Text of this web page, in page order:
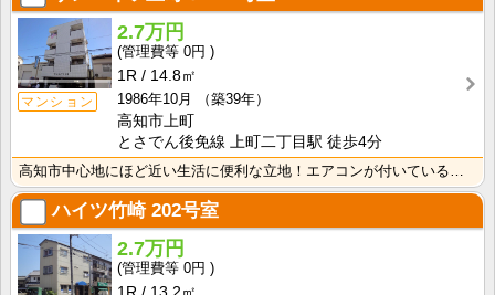
マンション
2.7万円
0円
1R
14.8㎡
1986年10月
（築39年）
高知市上町
とさでん後免線 上町二丁目駅 徒歩4分
高知市中心地にほど近い生活に便利な立地！エアコンが付いているので初期費用の節約になりますね！
ハイツ竹崎202号室
2.7万円
0円